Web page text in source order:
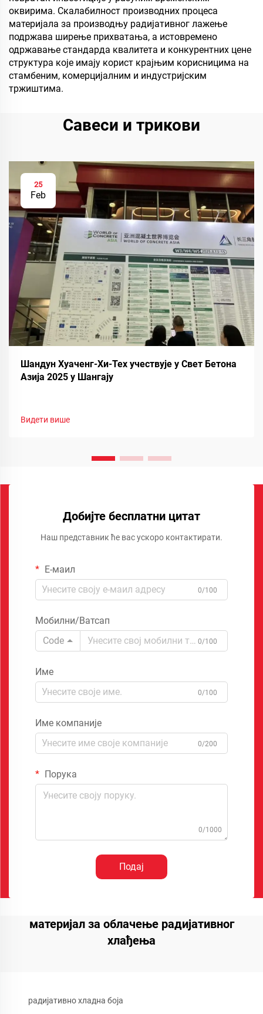
оквирима. Скалабилност производних процеса
материјала за производњу радијативног лажење
подржава ширење прихватања, а истовремено
одржавање стандарда квалитета и конкурентних цене
структура које имају корист крајњим корисницима на
стамбеним, комерцијалним и индустријским
тржиштима.
Савеси и трикови
25
Feb
Шандун Хуаченг-Хи-Тех учествује у Свет Бетона
Азија 2025 у Шангају
Видети више
Добијте бесплатни цитат
Наш представник ће вас ускоро контактирати.
Е-маил
0/100
Мобилни/Ватсап
Code
0/100
Име
0/100
Име компаније
0/200
Порука
0/1000
Подај
материјал за облачење радијативног
хлађења
радијативно хладна боја